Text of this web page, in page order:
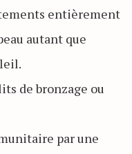
entièrement
autant que
de bronzage ou
par une